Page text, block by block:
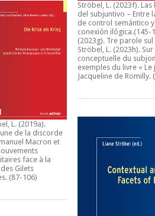
L. (2019a).
de la discorde
Macron et
face à la
Gilets
. (87-106)
Ströbel, L. (2023f). Las
del subjuntivo – Entre
de control semántico
conexión ilógica.(145-
(2023g). Tre parole
Ströbel, L. (2023h).
conceptuelle du
exemples du livre «
Jacqueline de Romilly.